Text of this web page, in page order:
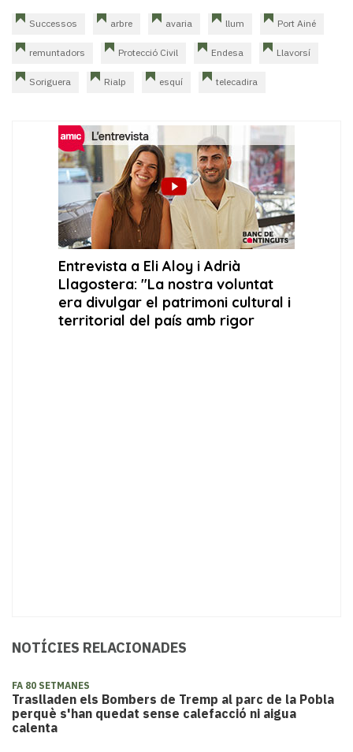
Successos arbre avaria llum Port Ainé
remuntadors Protecció Civil Endesa Llavorsí
Soriguera Rialp esquí telecadira
NOTÍCIES RELACIONADES
FA 80 SETMANES
Traslladen els Bombers de Tremp al parc de la Pobla
perquè s'han quedat sense calefacció ni aigua
calenta